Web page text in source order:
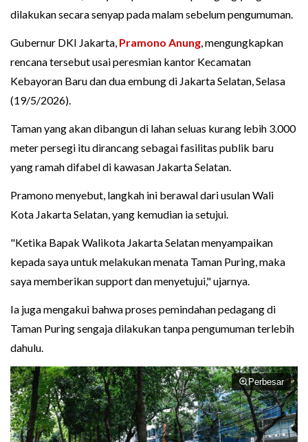
dilakukan secara senyap pada malam sebelum pengumuman.
Gubernur DKI Jakarta, Pramono Anung, mengungkapkan
rencana tersebut usai peresmian kantor Kecamatan
Kebayoran Baru dan dua embung di Jakarta Selatan, Selasa
(19/5/2026).
Taman yang akan dibangun di lahan seluas kurang lebih 3.000
meter persegi itu dirancang sebagai fasilitas publik baru
yang ramah difabel di kawasan Jakarta Selatan.
Pramono menyebut, langkah ini berawal dari usulan Wali
Kota Jakarta Selatan, yang kemudian ia setujui.
"Ketika Bapak Walikota Jakarta Selatan menyampaikan
kepada saya untuk melakukan menata Taman Puring, maka
saya memberikan support dan menyetujui," ujarnya.
Ia juga mengakui bahwa proses pemindahan pedagang di
Taman Puring sengaja dilakukan tanpa pengumuman terlebih
dahulu.
Perbesar